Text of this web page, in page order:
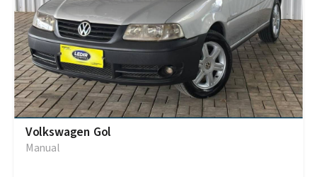
Volkswagen Gol
Manual